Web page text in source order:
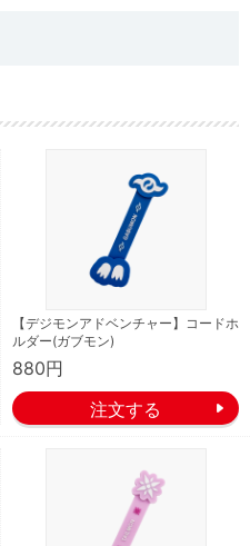
【デジモンアドベンチャー】コードホ
ルダー(ガブモン)
880円